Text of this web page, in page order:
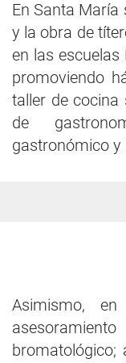
En Santa María
y la obra de
en las escuelas
promoviendo
taller de cocina
de
gastronómico y
Asimismo,
bromatológico;